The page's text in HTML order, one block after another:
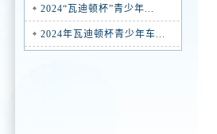
2024“瓦迪顿杯”青少年...
2024年瓦迪顿杯青少年车...